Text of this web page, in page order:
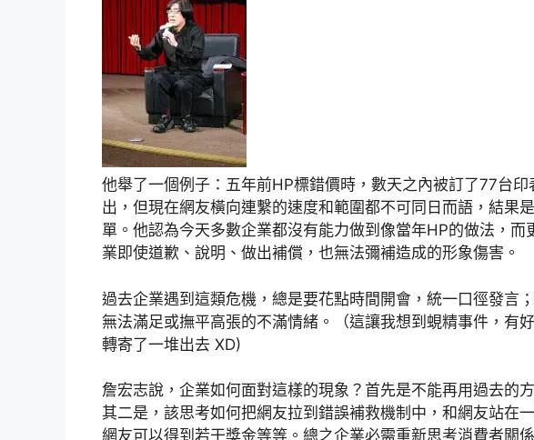
他舉了一個例子：五年前HP標錯價時，數天之內被訂了77台
出，但現在網友橫向連繫的速度和範圍都不可同日而語，結果
單。他認為今天多數企業都沒有能力做到像當年HP的做法，
業即使道歉、說明、做出補償，也無法彌補造成的形象傷害。
過去企業遇到這類危機，總是要花點時間開會，統一口徑發言
無法滿足或撫平高張的不滿情緒。（這讓我想到蜆精事件，有
轉寄了一堆出去 XD)
詹宏志說，企業如何面對這樣的現象？首先是不能再用過去的
其二是，該思考如何把網友拉到錯誤補救機制中，和網友站在
網友可以得到若干獎金等等。總之企業必需重新思考消費者關